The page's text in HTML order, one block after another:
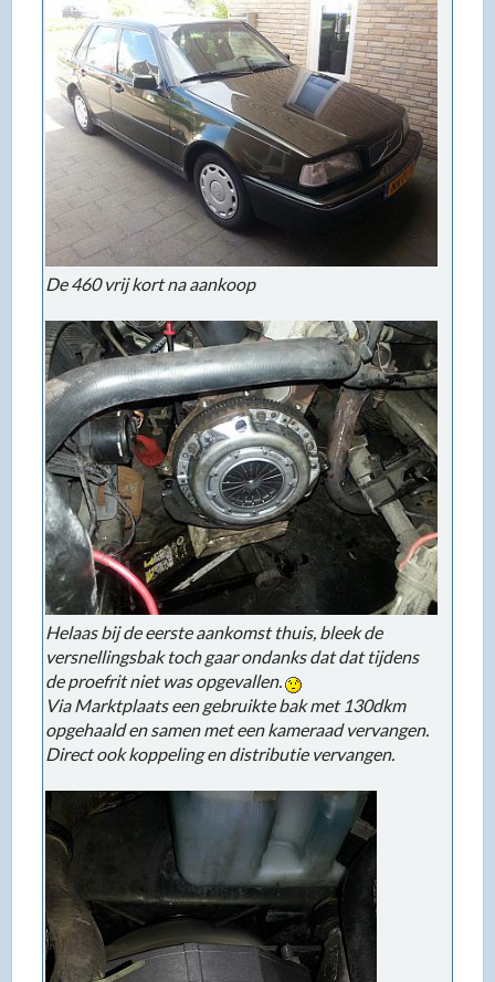
De 460 vrij kort na aankoop
Helaas bij de eerste aankomst thuis, bleek de
versnellingsbak toch gaar ondanks dat dat tijdens
de proefrit niet was opgevallen.
Via Marktplaats een gebruikte bak met 130dkm
opgehaald en samen met een kameraad vervangen.
Direct ook koppeling en distributie vervangen.